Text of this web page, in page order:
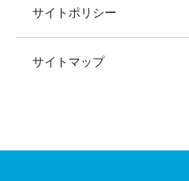
サイトポリシー
サイトマップ